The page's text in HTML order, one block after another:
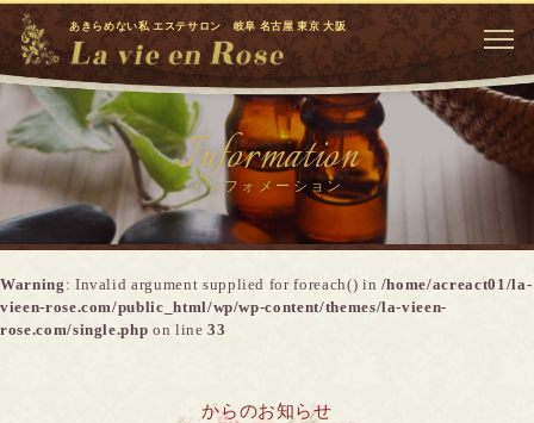
あきらめない私 エステサロン 岐阜 名古屋 東京 大阪
Information
インフォメーション
Warning : Invalid argument supplied for foreach() in /home/acreact01/la-
vieen-rose.com/public_html/wp/wp-content/themes/la-vieen-
rose.com/single.php on line33
からのお知らせ